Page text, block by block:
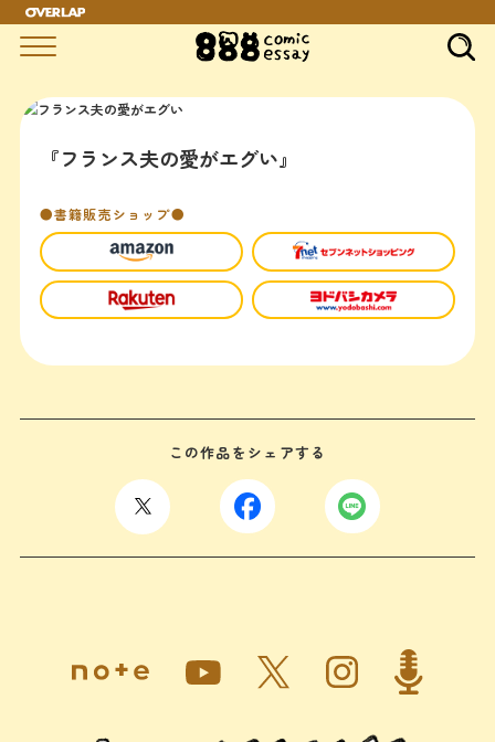
『フランス夫の愛がエグい』
●書籍販売ショップ●
この作品をシェアする